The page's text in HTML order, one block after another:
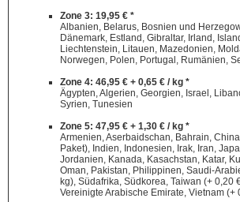
Zone 3: 19,95 € *
Albanien, Belarus, Bosnien und
Dänemark, Estland, Gibraltar, Irland,
Liechtenstein, Litauen, Mazedonien,
Norwegen, Polen, Portugal, Rumänien,
Zone 4: 46,95 € + 0,65 € / kg *
Ägypten, Algerien, Georgien, Israel,
Syrien, Tunesien
Zone 5: 47,95 € + 1,30 € / kg *
Armenien, Aserbaidschan, Bahrain,
Paket), Indien, Indonesien, Irak, Iran,
Jordanien, Kanada, Kasachstan, Katar,
Oman, Pakistan, Philippinen, Saudi-
kg), Südafrika, Südkorea, Taiwan (+ 0,20
Vereinigte Arabische Emirate, Vietnam (+